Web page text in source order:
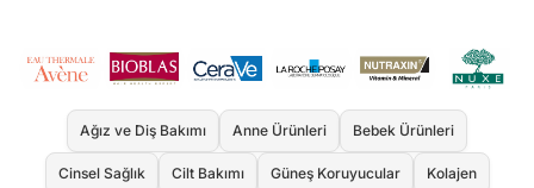
Ağız ve Diş Bakımı Anne Ürünleri Bebek Ürünleri
Cinsel Sağlık Cilt Bakımı Güneş Koruyucular Kolajen